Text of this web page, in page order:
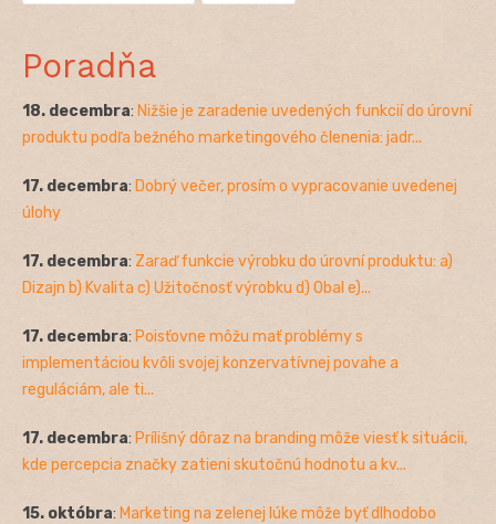
Poradňa
18. decembra: Nižšie je zaradenie uvedených funkcií do úrovní
produktu podľa bežného marketingového členenia: jadr...
17. decembra: Dobrý večer, prosím o vypracovanie uvedenej
úlohy
17. decembra: Zaraď funkcie výrobku do úrovní produktu: a)
Dizajn b) Kvalita c) Užitočnosť výrobku d) Obal e)...
17. decembra: Poisťovne môžu mať problémy s
implementáciou kvôli svojej konzervatívnej povahe a
reguláciám, ale ti...
17. decembra: Prílišný dôraz na branding môže viesť k situácii,
kde percepcia značky zatieni skutočnú hodnotu a kv...
15. októbra: Marketing na zelenej lúke môže byť dlhodobo